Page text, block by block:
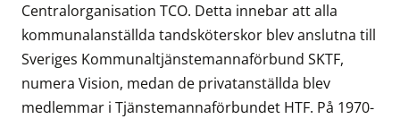
Centralorganisation TCO. Detta innebar att alla
kommunalanställda tandsköterskor blev anslutna till
Sveriges Kommunaltjänstemannaförbund SKTF,
numera Vision, medan de privatanställda blev
medlemmar i Tjänstemannaförbundet HTF. På 1970-